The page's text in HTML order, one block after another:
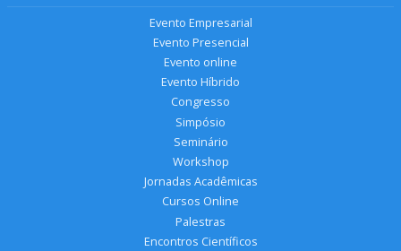
Evento Empresarial
Evento Presencial
Evento online
Evento Híbrido
Congresso
Simpósio
Seminário
Workshop
Jornadas Acadêmicas
Cursos Online
Palestras
Encontros Científicos